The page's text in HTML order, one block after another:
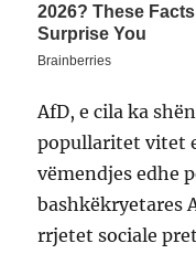
AfD, e cila ka
popullaritet vitet
vëmendjes edhe
bashkëkryetares
rrjetet sociale